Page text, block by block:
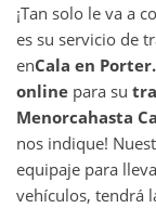
¡Tan solo le va a
es su servicio de
enCala en Porter.
online para su
Menorcahasta
nos indique!
equipaje para
vehículos, tendrá